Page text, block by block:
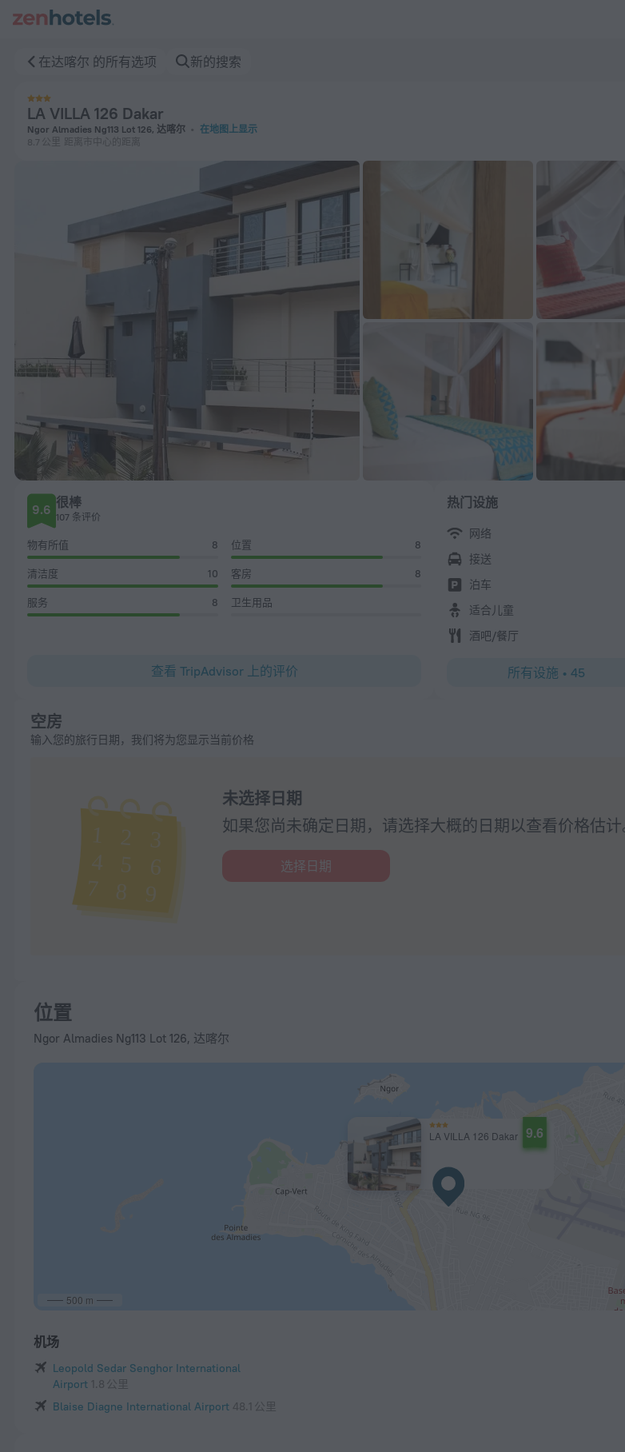
在达喀尔 的所有选项 新的搜索
LA VILLA 126 Dakar
Ngor Almadies Ng113 Lot 126, 达喀尔
在地图上显示
8.7 公里
距离市中心的距离
9.6 很棒
107 条评价
物有所值 8 位置 8
清洁度 10 客房 8
服务 8 卫生用品
查看 TripAdvisor 上的评价
热门设施
网络
接送
泊车
适合儿童
酒吧/餐厅
所有设施 • 45
空房
输入您的旅行日期，我们将为您显示当前价格
未选择日期
如果您尚未确定日期，请选择大概的日期以查看价格估计
选择日期
位置
Ngor Almadies Ng113 Lot 126, 达喀尔
LA VILLA 126 Dakar 9.6
500 m
机场
Leopold Sedar Senghor International
Airport 1.8 公里
Blaise Diagne International Airport 48.1 公里
LA VILLA 126 Dakar 在达喀尔 — 立即在 ZenHotels.com 预订